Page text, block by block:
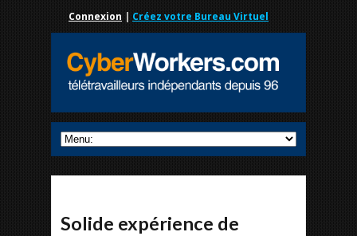
Connexion | Créez votre Bureau Virtuel
Solide expérience de